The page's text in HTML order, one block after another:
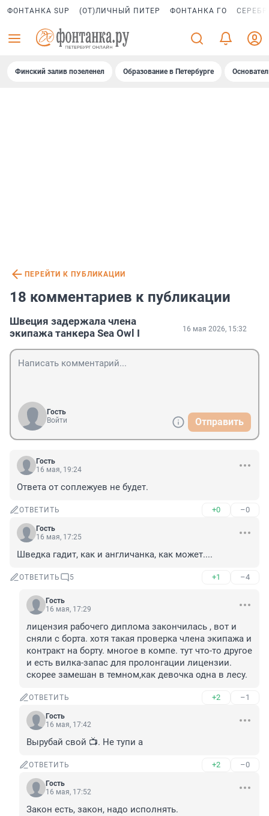
ФОНТАНКА SUP (ОТ)ЛИЧНЫЙ ПИТЕР ФОНТАНКА ГО
Финский залив позеленел Образование в Петербурге
ПЕРЕЙТИ К ПУБЛИКАЦИИ
18 комментариев к публикации
Швеция задержала члена
экипажа танкера Sea Owl I
16 мая 2026, 15:32
Гость
Войти
Отправить
Гость
16 мая, 19:24
Ответа от соплежуев не будет.
ОТВЕТИТЬ +0 –0
Гость
16 мая, 17:25
Шведка гадит, как и англичанка, как может....
ОТВЕТИТЬ 5 +1 –4
Гость
16 мая, 17:29
лицензия рабочего диплома закончилась , вот и
сняли с борта. хотя такая проверка члена экипажа и
контракт на борту. многое в компе. тут что-то другое
и есть вилка-запас для пролонгации лицензии.
скорее замешан в темном,как девочка одна в лесу.
ОТВЕТИТЬ +2 –1
Гость
16 мая, 17:42
Вырубай свой 📺. Не тупи а
ОТВЕТИТЬ +2 –0
Гость
16 мая, 17:52
Закон есть, закон, надо исполнять.